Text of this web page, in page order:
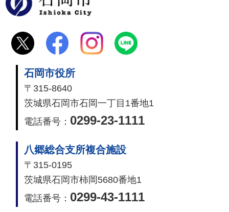
石岡市役所
〒315-8640
茨城県石岡市石岡一丁目1番地1
電話番号： 0299-23-1111
八郷総合支所複合施設
〒315-0195
茨城県石岡市柿岡5680番地1
電話番号： 0299-43-1111